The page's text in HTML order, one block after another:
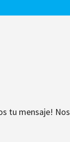
tu mensaje! Nos